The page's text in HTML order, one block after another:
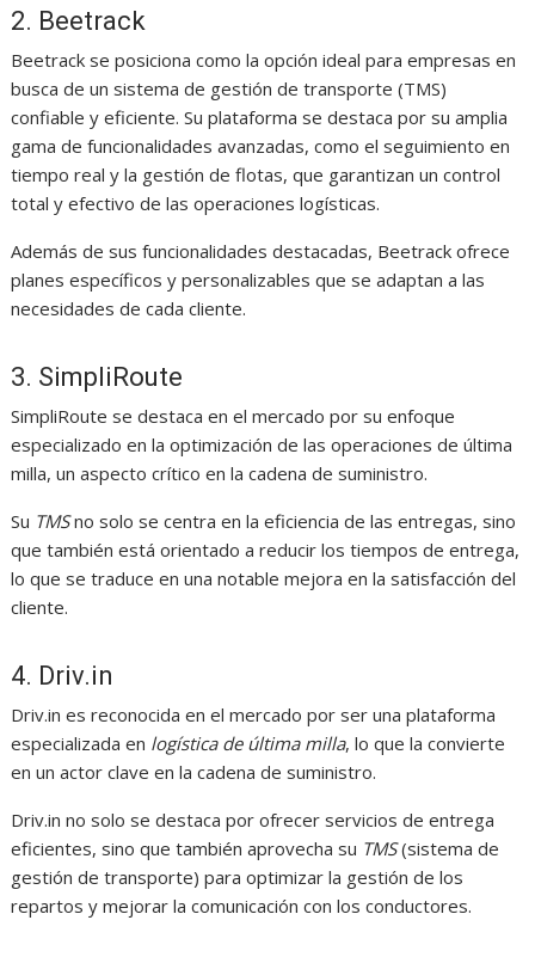
2. Beetrack
Beetrack se posiciona como la opción ideal para empresas en
busca de un sistema de gestión de transporte (TMS)
confiable y eficiente. Su plataforma se destaca por su amplia
gama de funcionalidades avanzadas, como el seguimiento en
tiempo real y la gestión de flotas, que garantizan un control
total y efectivo de las operaciones logísticas.
Además de sus funcionalidades destacadas, Beetrack ofrece
planes específicos y personalizables que se adaptan a las
necesidades de cada cliente.
3. SimpliRoute
SimpliRoute se destaca en el mercado por su enfoque
especializado en la optimización de las operaciones de última
milla, un aspecto crítico en la cadena de suministro.
Su TMSno solo se centra en la eficiencia de las entregas, sino
que también está orientado a reducir los tiempos de entrega,
lo que se traduce en una notable mejora en la satisfacción del
cliente.
4. Driv.in
Driv.in es reconocida en el mercado por ser una plataforma
especializada en logística de última milla, lo que la convierte
en un actor clave en la cadena de suministro.
Driv.in no solo se destaca por ofrecer servicios de entrega
eficientes, sino que también aprovecha su TMS(sistema de
gestión de transporte) para optimizar la gestión de los
repartos y mejorar la comunicación con los conductores.